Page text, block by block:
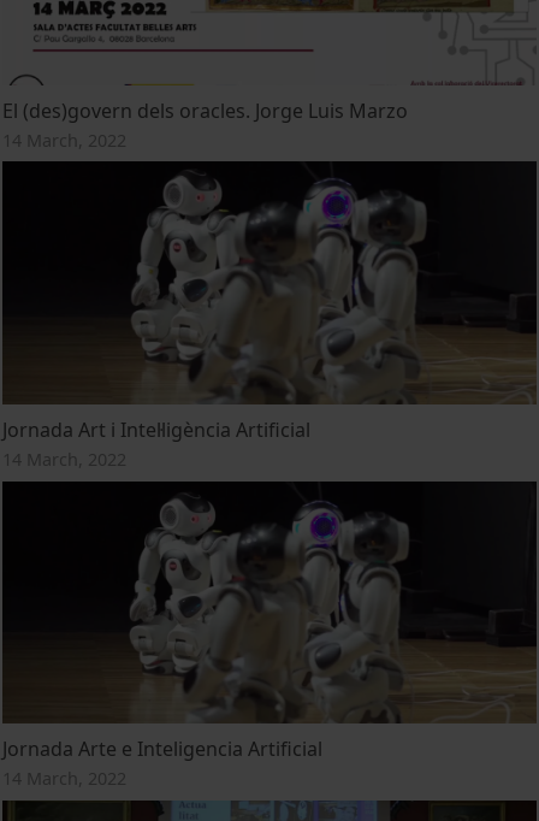
El (des)govern dels oracles. Jorge Luis Marzo
14 March, 2022
Jornada Art i Intel·ligència Artificial
14 March, 2022
Jornada Arte e Inteligencia Artificial
14 March, 2022